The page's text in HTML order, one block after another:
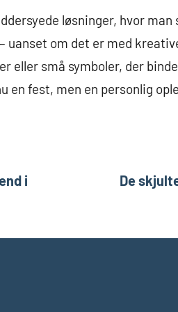
løsninger, hvor
uanset om det er med
eller små symboler, der
en fest, men en personlig
i
De